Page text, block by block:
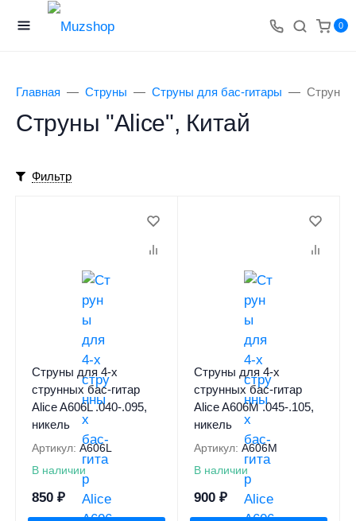
0
Главная Струны Струны для бас-гитары Струны
Струны "Alice", Китай
Фильтр
Струны для 4-х
струнных бас-гитар
Alice A606L .040-.095,
никель
Артикул: A606L
В наличии
850 ₽
Струны для 4-х
струнных бас-гитар
Alice A606M .045-.105,
никель
Артикул: A606M
В наличии
900 ₽